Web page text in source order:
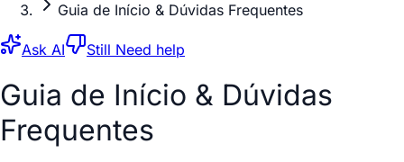
Guia de Início & Dúvidas Frequentes
Ask AI Still Need help
Guia de Início & Dúvidas
Frequentes